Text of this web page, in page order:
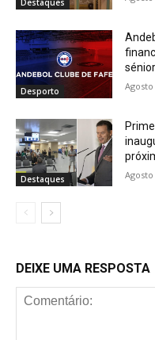
Destaques
Desporto
sénior
Agosto
Destaques Agosto
DEIXE UMA RESPOSTA